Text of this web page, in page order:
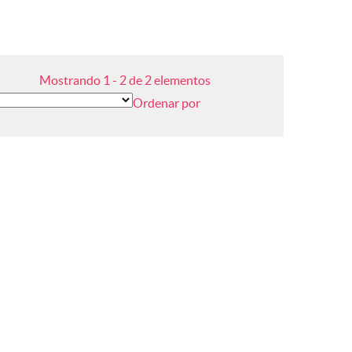
Mostrando 1 - 2 de 2 elementos
Ordenar por